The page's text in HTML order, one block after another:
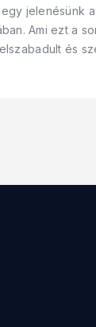
jelenésünk a
Ami ezt a
és